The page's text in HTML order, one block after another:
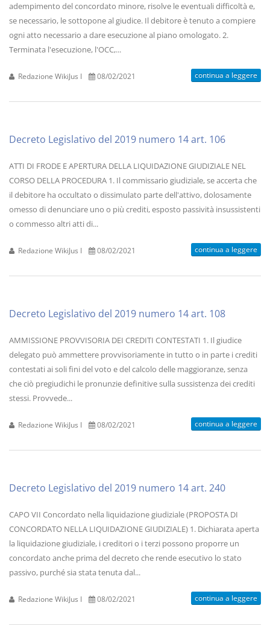
adempimento del concordato minore, risolve le eventuali difficoltà e,
se necessario, le sottopone al giudice. Il debitore è tenuto a compiere
ogni atto necessario a dare esecuzione al piano omologato. 2.
Terminata l'esecuzione, l'OCC,...
Redazione WikiJus I 08/02/2021 continua a leggere
Decreto Legislativo del 2019 numero 14 art. 106
ATTI DI FRODE E APERTURA DELLA LIQUIDAZIONE GIUDIZIALE NEL
CORSO DELLA PROCEDURA 1. Il commissario giudiziale, se accerta che
il debitore ha occultato o dissimulato parte dell'attivo, dolosamente
omesso di denunciare uno o più crediti, esposto passività insussistenti
o commesso altri atti di...
Redazione WikiJus I 08/02/2021 continua a leggere
Decreto Legislativo del 2019 numero 14 art. 108
AMMISSIONE PROVVISORIA DEI CREDITI CONTESTATI 1. Il giudice
delegato può ammettere provvisoriamente in tutto o in parte i crediti
contestati ai soli fini del voto e del calcolo delle maggioranze, senza
che ciò pregiudichi le pronunzie definitive sulla sussistenza dei crediti
stessi. Provvede...
Redazione WikiJus I 08/02/2021 continua a leggere
Decreto Legislativo del 2019 numero 14 art. 240
CAPO VII Concordato nella liquidazione giudiziale (PROPOSTA DI
CONCORDATO NELLA LIQUIDAZIONE GIUDIZIALE) 1. Dichiarata aperta
la liquidazione giudiziale, i creditori o i terzi possono proporre un
concordato anche prima del decreto che rende esecutivo lo stato
passivo, purché sia stata tenuta dal...
Redazione WikiJus I 08/02/2021 continua a leggere